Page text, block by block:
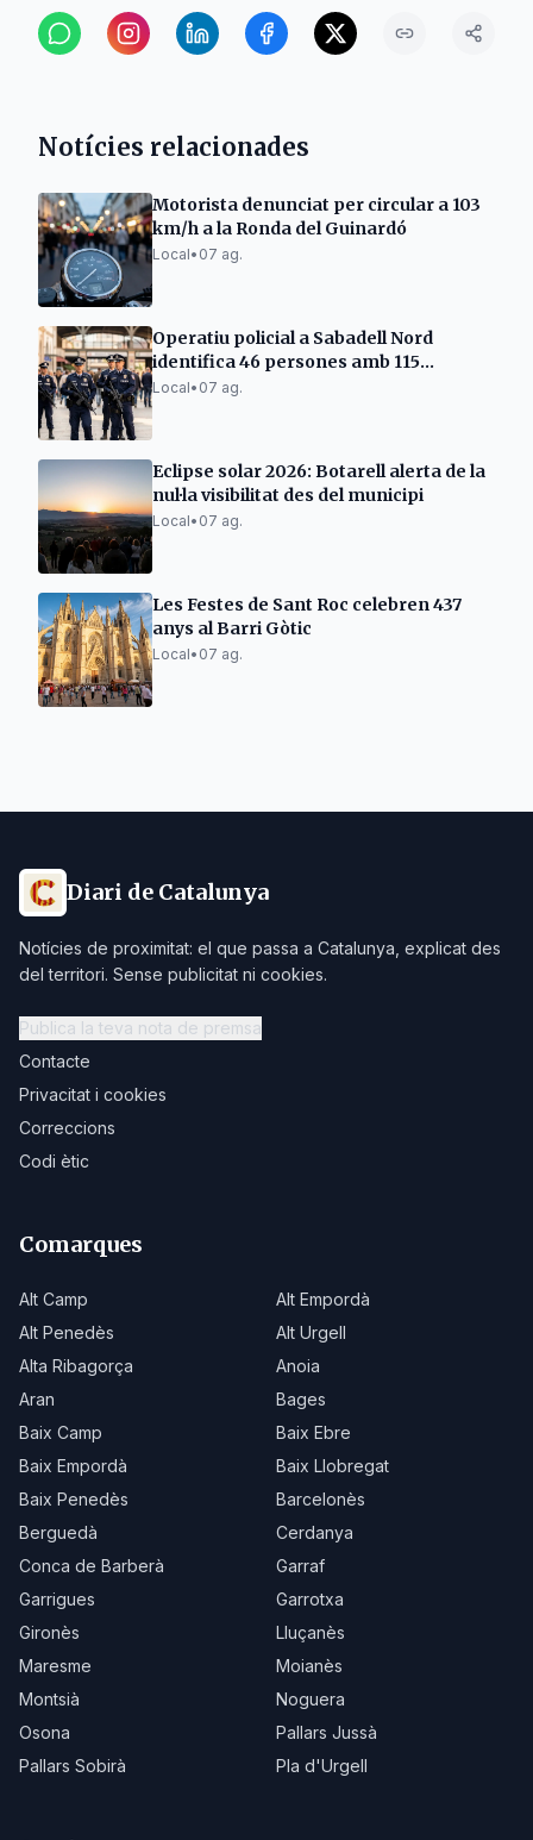
Notícies relacionades
Motorista denunciat per circular a 103
km/h a la Ronda del Guinardó
Local• 07 ag.
Operatiu policial a Sabadell Nord
identifica 46 persones amb 115
antecedents
Local• 07 ag.
Eclipse solar 2026: Botarell alerta de la
nul·la visibilitat des del municipi
Local• 07 ag.
Les Festes de Sant Roc celebren 437
anys al Barri Gòtic
Local• 07 ag.
Diari de Catalunya
Notícies de proximitat: el que passa a Catalunya, explicat des
del territori. Sense publicitat ni cookies.
Publica la teva nota de premsa
Contacte
Privacitat i cookies
Correccions
Codi ètic
Comarques
Alt Camp
Alt Empordà
Alt Penedès
Alt Urgell
Alta Ribagorça
Anoia
Aran
Bages
Baix Camp
Baix Ebre
Baix Empordà
Baix Llobregat
Baix Penedès
Barcelonès
Berguedà
Cerdanya
Conca de Barberà
Garraf
Garrigues
Garrotxa
Gironès
Lluçanès
Maresme
Moianès
Montsià
Noguera
Osona
Pallars Jussà
Pallars Sobirà
Pla d'Urgell